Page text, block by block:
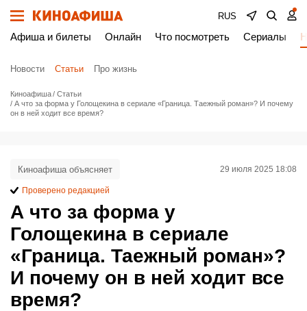
RUS
Афиша и билеты Онлайн Что посмотреть Сериалы
Новости Статьи Про жизнь
Киноафиша
Статьи
А что за форма у Голощекина в сериале «Граница. Таежный роман»? И почему
он в ней ходит все время?
А что за форма у
Голощекина в сериале
«Граница. Таежный роман»?
И почему он в ней ходит все
время?
Киноафиша объясняет 29 июля 2025 18:08
Проверено редакцией